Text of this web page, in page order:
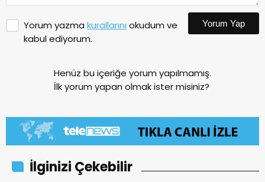
Yorum yazma kurallarını okudum ve
kabul ediyorum.
Yorum Yap
Henüz bu içeriğe yorum yapılmamış.
İlk yorum yapan olmak ister misiniz?
İlginizi Çekebilir